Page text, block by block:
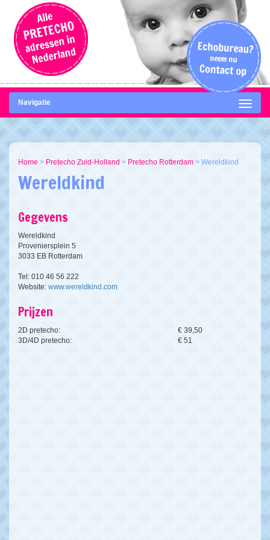
Navigatie
Home > Pretecho Zuid-Holland > Pretecho Rotterdam > Wereldkind
Wereldkind
Gegevens
Wereldkind
Proveniersplein 5
3033 EB Rotterdam
Tel: 010 46 56 222
Website: www.wereldkind.com
Prijzen
2D pretecho:
€ 39,50
3D/4D pretecho:
€ 51